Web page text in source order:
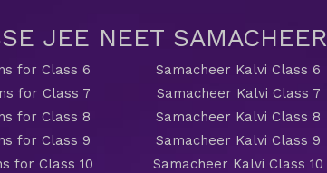
JEE NEET SAMACHEER
for Class 6
for Class 7
for Class 8
for Class 9
for Class 10
Samacheer Kalvi Class 6
Samacheer Kalvi Class 7
Samacheer Kalvi Class 8
Samacheer Kalvi Class 9
Samacheer Kalvi Class 10